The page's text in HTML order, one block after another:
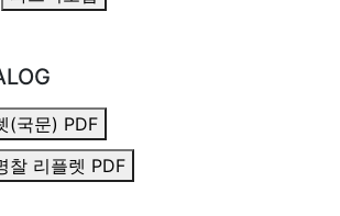
(국문) PDF
찰 리플렛 PDF